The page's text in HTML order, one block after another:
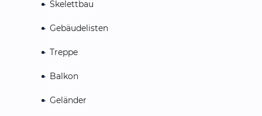
Skelettbau
Gebäudelisten
Treppe
Balkon
Geländer